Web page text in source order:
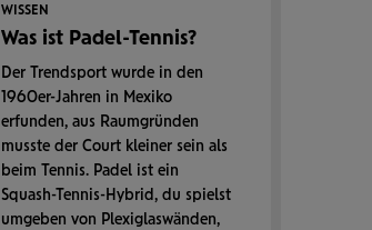
WISSEN
Was ist Padel-Tennis?
Der Trend­sport wurde in den
1960er-Jahren in Mexiko
erfunden, aus Raum­gründen
musste der Court kleiner sein als
beim Tennis. Padel ist ein
Squash-Tennis-Hybrid, du spielst
umgeben von Plexi­glas­wänden,